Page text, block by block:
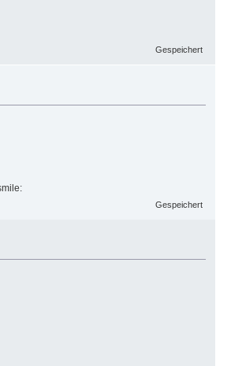
Gespeichert
Gespeichert